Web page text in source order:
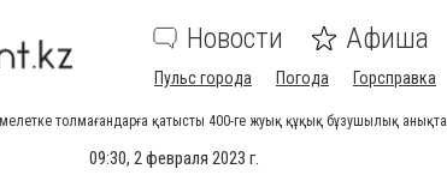
Новости Афиша
Пульс города Погода Горсправка
толмағандарға қатысты 400-ге жуық құқық бұзушылық
09:30, 2 февраля 2023 г.